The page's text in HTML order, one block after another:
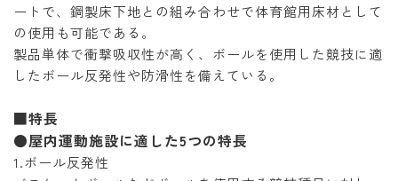
ートで、鋼製床下地との組み合わせで体育館用床材として
の使用も可能である。
製品単体で衝撃吸収性が高く、ボールを使用した競技に適
したボール反発性や防滑性を備えている。
■特長
●屋内運動施設に適した5つの特長
1.ボール反発性